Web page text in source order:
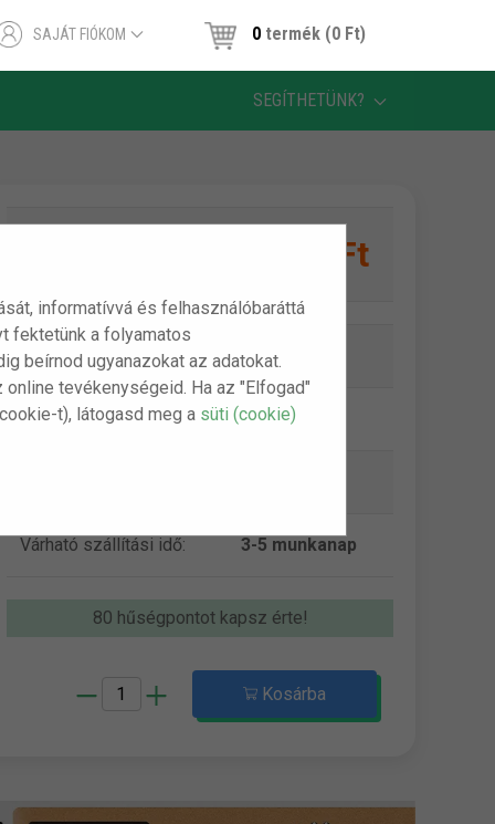
informatívvá és felhasználóbaráttá
fektetünk a folyamatos
beírnod ugyanazokat az adatokat.
tevékenységeid. Ha az "Elfogad"
t), látogasd meg a süti (cookie)
SAJÁT FIÓKOM 0termék (0 Ft)
SEGÍTHETÜNK?
2,650 Ft
Online készlet: Készleten
Szállítási díj: 990 Ft-tól
Várható szállítási idő: 3-5 munkanap
80 hűségpontot kapsz érte!
Kosárba